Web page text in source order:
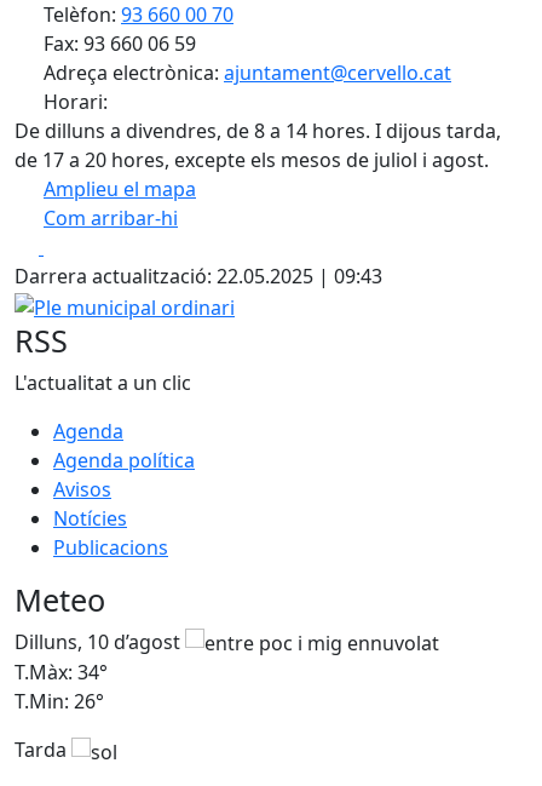
Telèfon: 93 660 00 70
Fax: 93 660 06 59
Adreça electrònica: ajuntament@cervello.cat
Horari:
De dilluns a divendres, de 8 a 14 hores. I dijous tarda,
de 17 a 20 hores, excepte els mesos de juliol i agost.
Amplieu el mapa
Com arribar-hi
+
−
Darrera actualització: 22.05.2025 | 09:43
Ple municipal ordinari
RSS
L'actualitat a un clic
Agenda
Agenda política
Avisos
Notícies
Publicacions
Meteo
Dilluns, 10 d’agost
T.Màx: 34°
T.Min: 26°
Tarda